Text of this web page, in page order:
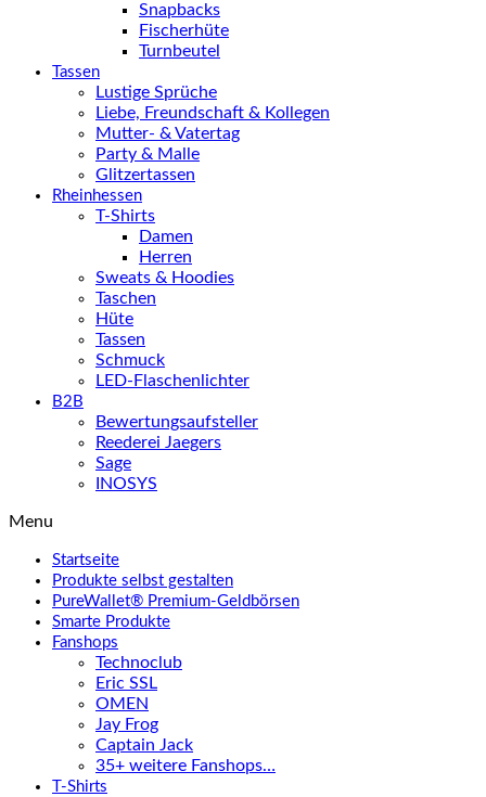
Snapbacks
Fischerhüte
Turnbeutel
Tassen
Lustige Sprüche
Liebe, Freundschaft & Kollegen
Mutter- & Vatertag
Party & Malle
Glitzertassen
Rheinhessen
T-Shirts
Damen
Herren
Sweats & Hoodies
Taschen
Hüte
Tassen
Schmuck
LED-Flaschenlichter
B2B
Bewertungsaufsteller
Reederei Jaegers
Sage
INOSYS
Menu
Startseite
Produkte selbst gestalten
PureWallet® Premium-Geldbörsen
Smarte Produkte
Fanshops
Technoclub
Eric SSL
OMEN
Jay Frog
Captain Jack
35+ weitere Fanshops…
T-Shirts